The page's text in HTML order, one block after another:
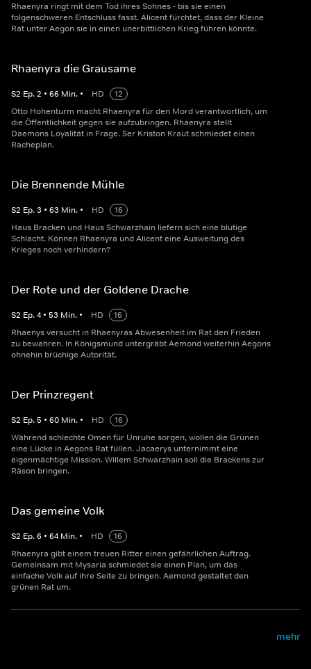
Rhaenyra ringt mit dem Tod ihres Sohnes - bis sie einen
folgenschweren Entschluss fasst. Alicent fürchtet, dass der Kleine
Rat unter Aegon sie in einen unerbittlichen Krieg führen könnte.
Rhaenyra die Grausame
S2 Ep.2 • 66 Min. • HD
12
Otto Hohenturm macht Rhaenyra für den Mord verantwortlich, um
die Öffentlichkeit gegen sie aufzubringen. Rhaenyra stellt
Daemons Loyalität in Frage. Ser Kriston Kraut schmiedet einen
Racheplan.
Die Brennende Mühle
S2 Ep.3 • 63 Min. • HD
16
Haus Bracken und Haus Schwarzhain liefern sich eine blutige
Schlacht. Können Rhaenyra und Alicent eine Ausweitung des
Krieges noch verhindern?
Der Rote und der Goldene Drache
S2 Ep.4 • 53 Min. • HD
16
Rhaenys versucht in Rhaenyras Abwesenheit im Rat den Frieden
zu bewahren. In Königsmund untergräbt Aemond weiterhin Aegons
ohnehin brüchige Autorität.
Der Prinzregent
S2 Ep.5 • 60 Min. • HD
16
Während schlechte Omen für Unruhe sorgen, wollen die Grünen
eine Lücke in Aegons Rat füllen. Jacaerys unternimmt eine
eigenmächtige Mission. Willem Schwarzhain soll die Brackens zur
Räson bringen.
Das gemeine Volk
S2 Ep.6 • 64 Min. • HD
16
Rhaenyra gibt einem treuen Ritter einen gefährlichen Auftrag.
Gemeinsam mit Mysaria schmiedet sie einen Plan, um das
einfache Volk auf ihre Seite zu bringen. Aemond gestaltet den
grünen Rat um.
mehr